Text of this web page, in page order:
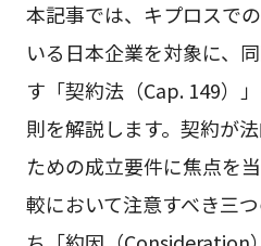
本記事では、キプロスで
いる日本企業を対象に、
す「契約法（Cap. 149）
則を解説します。契約が
ための成立要件に焦点を
較において注意すべき三